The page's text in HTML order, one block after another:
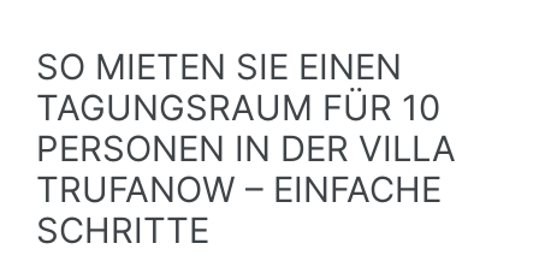
SO MIETEN SIE EINEN
TAGUNGSRAUM FÜR 10
PERSONEN IN DER VILLA
TRUFANOW – EINFACHE
SCHRITTE